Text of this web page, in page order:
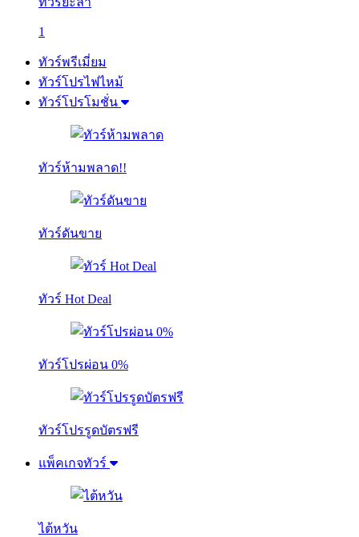
1
ทัวร์พรีเมี่ยม
ทัวร์โปรไฟไหม้
ทัวร์โปรโมชั่น
ทัวร์ห้ามพลาด!!
ทัวร์ดันขาย
ทัวร์ Hot Deal
ทัวร์โปรผ่อน 0%
ทัวร์โปรรูดบัตรฟรี
แพ็คเกจทัวร์
ไต้หวัน